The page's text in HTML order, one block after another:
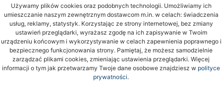
Używamy plików cookies oraz podobnych technologii. Umożliwiamy ich
umieszczanie naszym zewnętrznym dostawcom m.in. w celach: świadczenia
usług, reklamy, statystyk. Korzystając ze strony internetowej, bez zmiany
ustawień przeglądarki, wyrażasz zgodę na ich zapisywanie w Twoim
urządzeniu końcowym i wykorzystywanie w celach zapewnienia poprawnego i
bezpiecznego funkcjonowania strony. Pamiętaj, że możesz samodzielnie
zarządzać plikami cookies, zmieniając ustawienia przeglądarki. Więcej
informacji o tym jak przetwarzamy Twoje dane osobowe znajdziesz w polityce
prywatności.